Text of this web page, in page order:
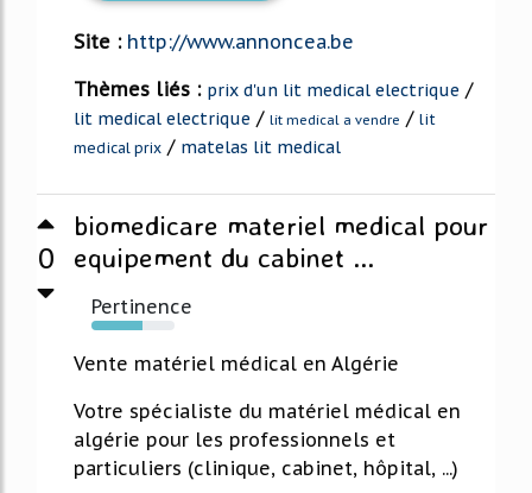
Site : http://www.annoncea.be
Thèmes liés : prix d'un lit medical electrique /
lit medical electrique / lit medical a vendre / lit
medical prix / matelas lit medical
0
biomedicare materiel medical pour
equipement du cabinet ...
Pertinence
61%
Vente matériel médical en Algérie
Votre spécialiste du matériel médical en
algérie pour les professionnels et
particuliers (clinique, cabinet, hôpital, ...)